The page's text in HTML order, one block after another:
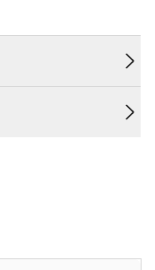
díky směsi
daikonu a
známky
dodává